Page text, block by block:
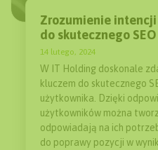
Zrozumienie
do skutecznego SEO
14 lutego, 2024
W IT Holding doskonale
kluczem do skutecznego
użytkownika. Dzięki
użytkowników można
odpowiadają na ich
do poprawy pozycji w